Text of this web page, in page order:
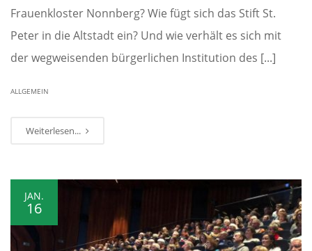
Frauenkloster Nonnberg? Wie fügt sich das Stift St.
Peter in die Altstadt ein? Und wie verhält es sich mit
der wegweisenden bürgerlichen Institution des [...]
ALLGEMEIN
Weiterlesen...
JAN.
16